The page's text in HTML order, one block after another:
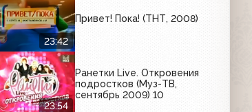
23:42
Привет! Пока! (ТНТ, 2008)
23:54
Ранетки Live. Откровения
подростков (Муз-ТВ,
сентябрь 2009) 10